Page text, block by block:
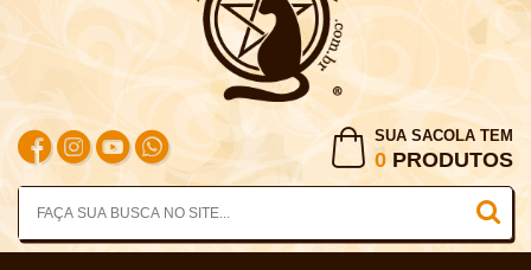
SUA SACOLA TEM
0 PRODUTOS